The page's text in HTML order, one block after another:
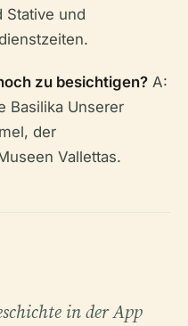
Stative und
zu besichtigen? A:
Basilika Unserer
der
Vallettas.
in der App